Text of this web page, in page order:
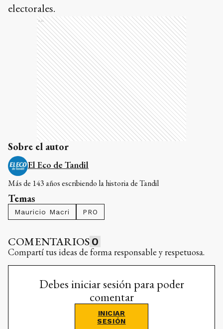
electorales.
Ads
Sobre el autor
El Eco de Tandil
Más de 143 años escribiendo la historia de Tandil
Temas
Mauricio Macri PRO
COMENTARIOS 0
Compartí tus ideas de forma responsable y respetuosa.
Debes iniciar sesión para poder
comentar
INICIAR
SESIÓN